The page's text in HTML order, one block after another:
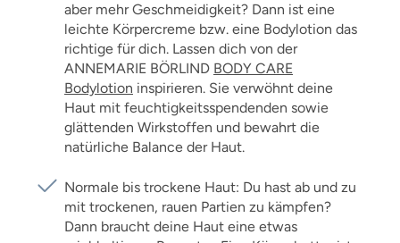
aber mehr Geschmeidigkeit? Dann ist eine
leichte Körpercreme bzw. eine Bodylotion das
richtige für dich. Lassen dich von der
ANNEMARIE BÖRLIND BODY CARE
Bodylotion inspirieren. Sie verwöhnt deine
Haut mit feuchtigkeitsspendenden sowie
glättenden Wirkstoffen und bewahrt die
natürliche Balance der Haut.
Normale bis trockene Haut: Du hast ab und zu
mit trockenen, rauen Partien zu kämpfen?
Dann braucht deine Haut eine etwas